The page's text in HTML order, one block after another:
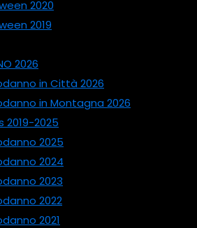
2020
2019
2026
in Città 2026
in Montagna 2026
2019-2025
2025
2024
2023
2022
2021